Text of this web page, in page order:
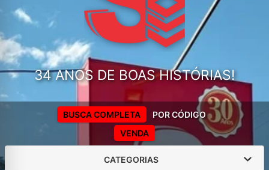
34 ANOS DE BOAS HISTÓRIAS!
VENDA
BUSCA COMPLETA POR CÓDIGO
CATEGORIAS